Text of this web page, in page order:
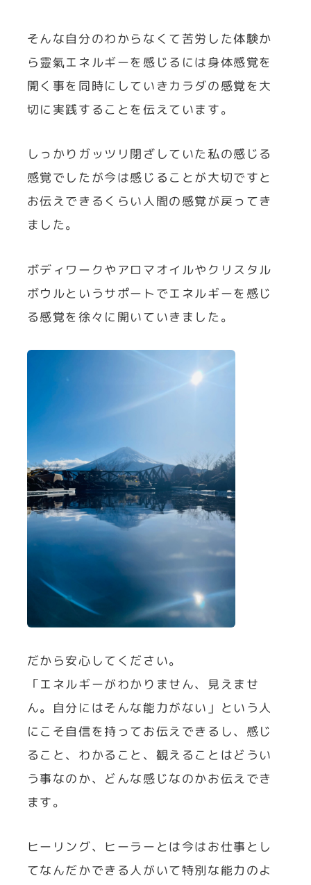
そんな自分のわからなくて苦労した体験か
ら靈氣エネルギーを感じるには身体感覚を
開く事を同時にしていきカラダの感覚を大
切に実践することを伝えています。
しっかりガッツリ閉ざしていた私の感じる
感覚でしたが今は感じることが大切ですと
お伝えできるくらい人間の感覚が戻ってき
ました。
ボディワークやアロマオイルやクリスタル
ボウルというサポートでエネルギーを感じ
る感覚を徐々に開いていきました。
だから安心してください。
「エネルギーがわかりません、見えませ
ん。自分にはそんな能力がない」という人
にこそ自信を持ってお伝えできるし、感じ
ること、わかること、観えることはどうい
う事なのか、どんな感じなのかお伝えでき
ます。
ヒーリング、ヒーラーとは今はお仕事とし
てなんだかできる人がいて特別な能力のよ